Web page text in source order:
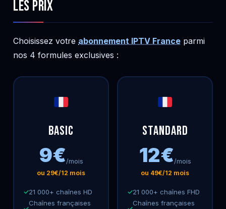
les Prix
Choisissez votre abonnement IPTV France parmi
nos 4 formules exclusives :
Basic
9€/mois
ou 29€/12 mois
21 000+ chaînes HD
Chaînes françaises
Standard
12€/mois
ou 49€/12 mois
21 000+ chaînes FHD
Chaînes françaises